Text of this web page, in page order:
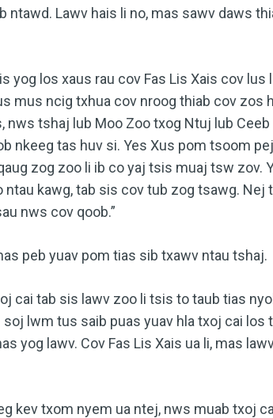
Lawv hais li no, mas sawv daws
yog los xaus rau cov Fas Lis Xais cov
mus ncig txhua cov nroog thiab cov zos
nws tshaj lub Moo Zoo txog Ntuj lub
nkeeg tas huv si. Yes Xus pom tsoom
zog zoo li ib co yaj tsis muaj tsw zov.
kawg, tab sis cov tub zog tsawg. Nej
nws cov qoob.”
peb yuav pom tias sib txawv ntau tshaj.
cai tab sis lawv zoo li tsis to taub tias
lwm tus saib puas yuav hla txoj cai los
yog lawv. Cov Fas Lis Xais ua li, mas
kev txom nyem ua ntej, nws muab txoj